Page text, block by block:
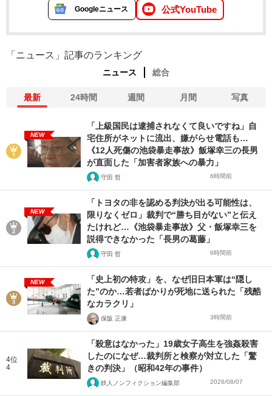
Googleニュース 公式YouTube
「ニュース」記事のランキング
ニュース 総合
最新 24時間 週間 月間 写真
NEW
「上級国民は逮捕されなくて良いですね」自
宅住所がネットに流出、嫌がらせ電話も…
《12人死傷の池袋暴走事故》飯塚幸三の長男
が直面した「加害者家族への暴力」
守田 哲 6時間前
NEW
「トヨタの非を認める判決が出る可能性は、
限りなくゼロ」裁判で“勝ち目がない”と伝え
たけれど…《池袋暴走事故》父・飯塚幸三を
説得できなかった「長男の葛藤」
守田 哲 6時間前
NEW
「史上初の特攻」を、なぜ旧日本軍は“隠し
た”のか…若者ばかりが死地に送られた「残酷
なカラクリ」
保阪 正康 3時間前
4位
4
「殺意はなかった」19歳女子高生を強姦殺害
したのになぜ…裁判所と検察が対立した「驚
きの判決」（昭和42年の事件）
鉄人ノンフィクション編集部 2026/08/07